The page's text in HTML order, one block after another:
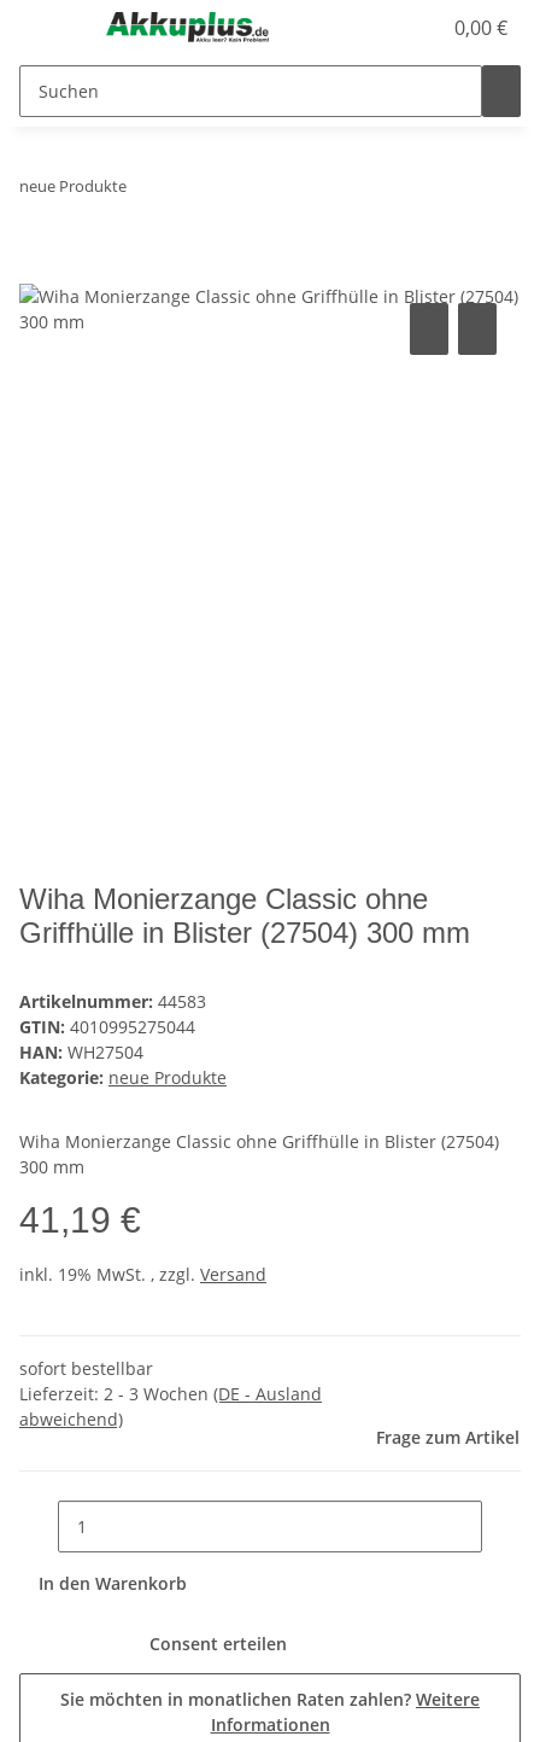
0,00 €
neue Produkte
Wiha Monierzange Classic ohne
Griffhülle in Blister (27504) 300 mm
Artikelnummer: 44583
GTIN: 4010995275044
HAN: WH27504
Kategorie: neue Produkte
Wiha Monierzange Classic ohne Griffhülle in Blister (27504)
300 mm
41,19 €
inkl. 19% MwSt. , zzgl. Versand
sofort bestellbar
Lieferzeit: 2 - 3 Wochen (DE - Ausland
abweichend)
Frage zum Artikel
In den Warenkorb
Consent erteilen
Sie möchten in monatlichen Raten zahlen? Weitere
Informationen